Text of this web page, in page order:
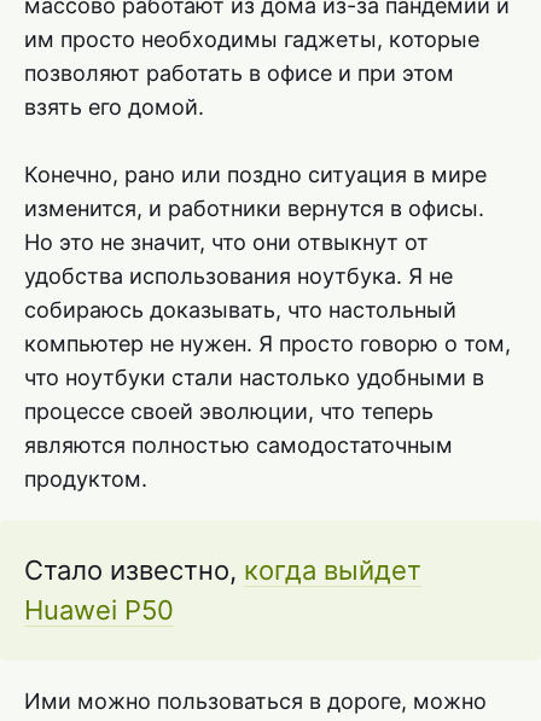
массово работают из дома из-за пандемии и
им просто необходимы гаджеты, которые
позволяют работать в офисе и при этом
взять его домой.
Конечно, рано или поздно ситуация в мире
изменится, и работники вернутся в офисы.
Но это не значит, что они отвыкнут от
удобства использования ноутбука. Я не
собираюсь доказывать, что настольный
компьютер не нужен. Я просто говорю о том,
что ноутбуки стали настолько удобными в
процессе своей эволюции, что теперь
являются полностью самодостаточным
продуктом.
Стало известно, когда выйдет
Huawei P50
Ими можно пользоваться в дороге, можно